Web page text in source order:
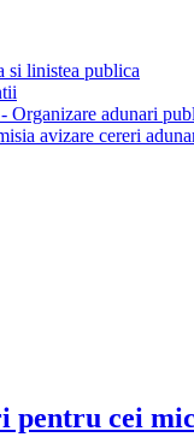
si linistea publica
adunari
avizare cereri
pentru cei